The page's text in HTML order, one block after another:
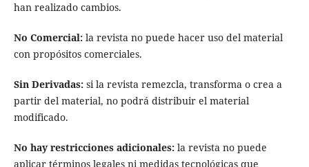
han realizado cambios.
No Comercial:la revista no puede hacer uso del material
con propósitos comerciales.
Sin Derivadas:si la revista remezcla, transforma o crea a
partir del material, no podrá distribuir el material
modificado.
No hay restricciones adicionales:la revista no puede
aplicar términos legales ni medidas tecnológicas que